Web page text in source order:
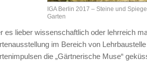
IGA Berlin 2017 – Steine und
Garten
es lieber wissenschaftlich oder lehrreich
im Bereich von
die „Gärtnerische Muse“